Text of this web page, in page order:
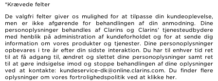
*Krævede felter
De valgfri felter giver os mulighed for at tilpasse din kundeoplevelse,
men er ikke afgørende for behandlingen af ​​din anmodning. Dine
personoplysninger behandles af Clarins og Clarins’ tjenesteudbydere
med henblik på administration af kundeforholdet og for at sende dig
information om vores produkter og tjenester. Dine personoplysninger
opbevares i tre år efter din sidste interaktion. Du har til enhver tid ret
til at få adgang til, ændret og slettet dine personoplysninger samt ret
til at gøre indsigelse imod og stoppe behandlingen af dine oplysninger
ved at kontakte: kundeservice-dk@online.clarins.com. Du finder flere
oplysninger om vores fortrolighedspolitik ved at klikke her.